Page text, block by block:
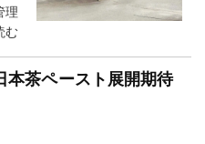
理
む
茶ペースト展開期待